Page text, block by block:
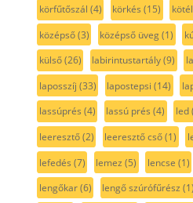
körfűtőszál (4) körkés (15) kötél
középső(3) középső üveg(1)
külső(26) labirintustartály(9)
laposszíj (33) lapostepsi (14)
lassúprés (4) lassú prés (4) led
leeresztő(2) leeresztő cső(1)
lefedés (7) lemez (5) lencse (1)
lengőkar(6) lengő szúrófűrész (1)